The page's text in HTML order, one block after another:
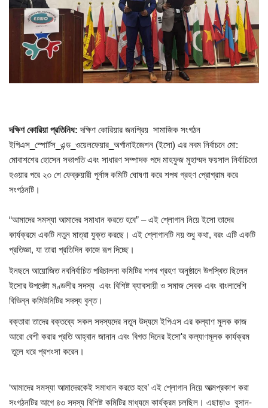
চাকরি
বিনোদন
দেশজুড়ে
অন্যান্য
দক্ষিণ কোরিয়া প্রতিনিধ: দক্ষিণ কোরিয়ার জনপ্রিয় সামাজিক সংগঠন
ইপিএস_স্পোর্টস_এন্ড_ওয়েলফেয়ার_অর্গানাইজেশন (ইসো) এর নবম নির্বাচনে মো:
মোবাশশের হোসেন সভাপতি এবং সাধারণ সম্পাদক পদে মাহফুজ মুহাম্মদ ফয়সাল নির্বাচিতো
হওয়ার পরে ২৩ শে ফেব্রুয়ারী পূর্নাঙ্গ কমিটি ঘোষণা করে শপথ গ্রহণ প্রোগ্রাম করে
সংগঠনটি।
“আমাদের সমস্যা আমাদের সমাধান করতে হবে” – এই শ্লোগান নিয়ে ইসো তাদের
কার্যক্রমে একটি নতুন মাত্রা যুক্ত করছে। এই শ্লোগানটি নয় শুধু কথা, বরং এটি একটি
প্রতিজ্ঞা, যা তারা প্রতিদিন কাজে রূপ দিচ্ছে।
ইনছনে আয়োজিত নবনির্বাচিত পরিচালনা কমিটির শপথ গ্রহণ অনুষ্ঠানে উপস্থিত ছিলেন
ইসোর উপদেষ্টা মণ্ডলীর সদস্য এবং বিশিষ্ট ব্যাবসায়ী ও সমাজ সেবক এবং বাংলাদেশি
বিভিন্ন কমিউনিটির সদস্য বৃন্ত।
বক্তারা তাদের বক্তব্যে সকল সদস্যদের নতুন উদ্যমে ইপিএস এর কল্যাণ মুলক কাজ
আরো বেশী করার প্রতি আহ্বান জানান এবং বিগত দিনের ইসো'র কল্যাণমূলক কার্যক্রম
তুলে ধরে প্রশংসা করেন।
‘আমাদের সমস্যা আমাদেরকেই সমাধান করতে হবে’ এই শ্লোগান নিয়ে আত্মপ্রকাশ করা
সংগঠনটির আগে ৪৩ সদস্য বিশিষ্ট কমিটির মাধ্যমে কার্যক্রম চলছিল। এছাড়াও বুসান-